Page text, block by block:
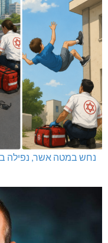
נחש במטה אשר, נפילה